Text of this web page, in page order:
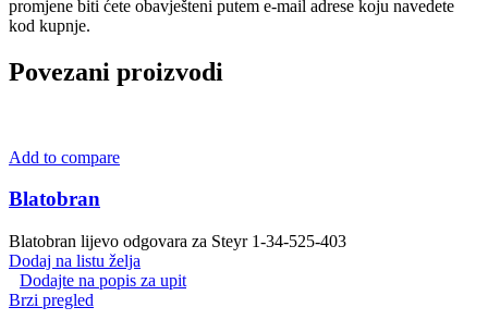
promjene biti ćete obavješteni putem e-mail adrese koju navedete
kod kupnje.
Povezani proizvodi
Add to compare
Blatobran
Blatobran lijevo odgovara za Steyr 1-34-525-403
Dodaj na listu želja
Dodajte na popis za upit
Brzi pregled